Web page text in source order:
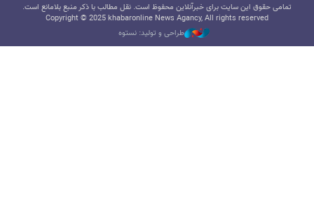
تمامی حقوق این سایت برای خبرآنلاین محفوظ است. نقل مطالب با ذکر منبع بلامانع است.
Copyright © 2025 khabaronline News Agancy, All rights reserved
طراحی و تولید: نستوه